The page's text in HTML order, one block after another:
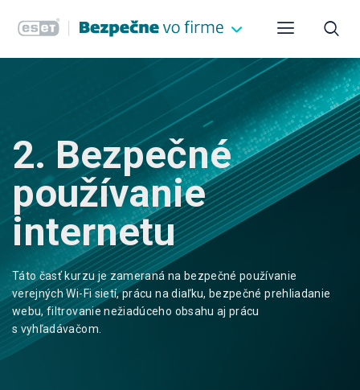
2. Bezpečné
používanie
internetu
Táto časť kurzu je zameraná na bezpečné používanie
verejných Wi-Fi sietí, prácu na diaľku, bezpečné prehliadanie
webu, filtrovanie nežiadúceho obsahu aj prácu
s vyhľadávačom.